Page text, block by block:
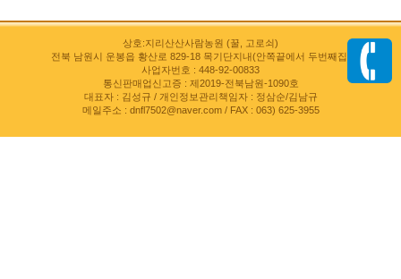
상호:지리산산사람농원 (꿀, 고로쇠)
전북 남원시 운봉읍 황산로 829-18 목기단지내(안쪽끝에서 두번째집)
사업자번호 : 448-92-00833
통신판매업신고증 : 제2019-전북남원-1090호
대표자 : 김성규 / 개인정보관리책임자 : 정삼순/김남규
메일주소 : dnfl7502@naver.com / FAX : 063) 625-3955